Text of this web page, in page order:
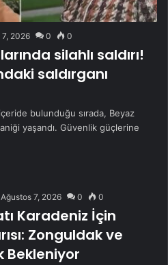
2026 0 0
silahlı saldırı!
saldırganı
içeride bulunduğu sırada, Beyaz
yaşandı. Güvenlik güçlerine
Ağustos 7, 2026 0 0
Karadeniz İçin
Zonguldak ve
Bekleniyor